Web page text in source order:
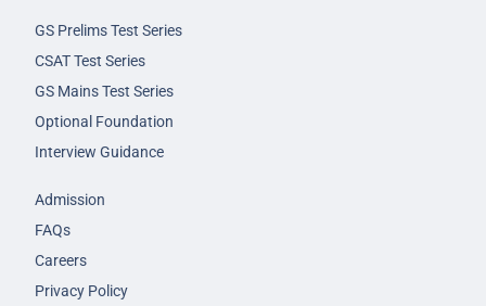
GS Prelims Test Series
CSAT Test Series
GS Mains Test Series
Optional Foundation
Interview Guidance
Admission
FAQs
Careers
Privacy Policy